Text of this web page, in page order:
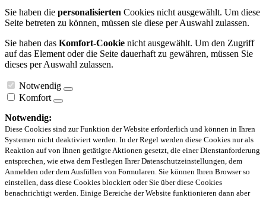
Sie haben die personalisierten Cookies nicht ausgewählt. Um diese
Seite betreten zu können, müssen sie diese per Auswahl zulassen.
Sie haben das Komfort-Cookie nicht ausgewählt. Um den Zugriff
auf das Element oder die Seite dauerhaft zu gewähren, müssen Sie
dieses per Auswahl zulassen.
Notwendig
Komfort
Notwendig:
Diese Cookies sind zur Funktion der Website erforderlich und können in Ihren
Systemen nicht deaktiviert werden. In der Regel werden diese Cookies nur als
Reaktion auf von Ihnen getätigte Aktionen gesetzt, die einer Dienstanforderung
entsprechen, wie etwa dem Festlegen Ihrer Datenschutzeinstellungen, dem
Anmelden oder dem Ausfüllen von Formularen. Sie können Ihren Browser so
einstellen, dass diese Cookies blockiert oder Sie über diese Cookies
benachrichtigt werden. Einige Bereiche der Website funktionieren dann aber